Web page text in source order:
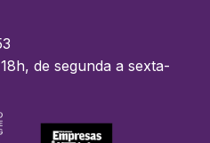
de segunda a sexta-